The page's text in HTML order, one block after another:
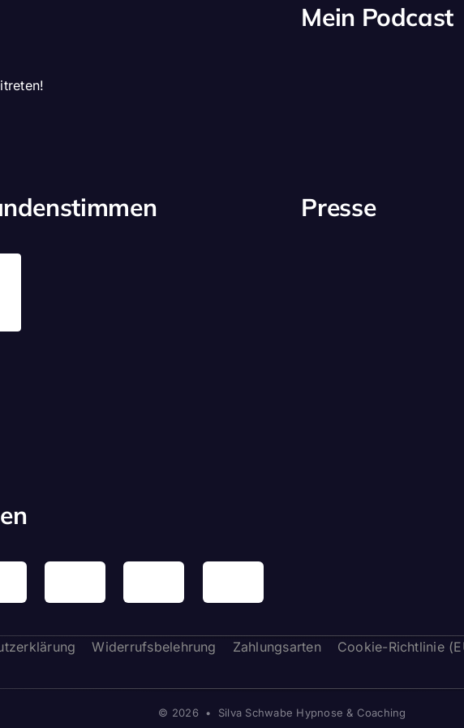
Mein Podcast
Presse
Widerrufsbelehrung Zahlungsarten Cookie-Richtlinie
© 2026 • Silva Schwabe Hypnose & Coaching